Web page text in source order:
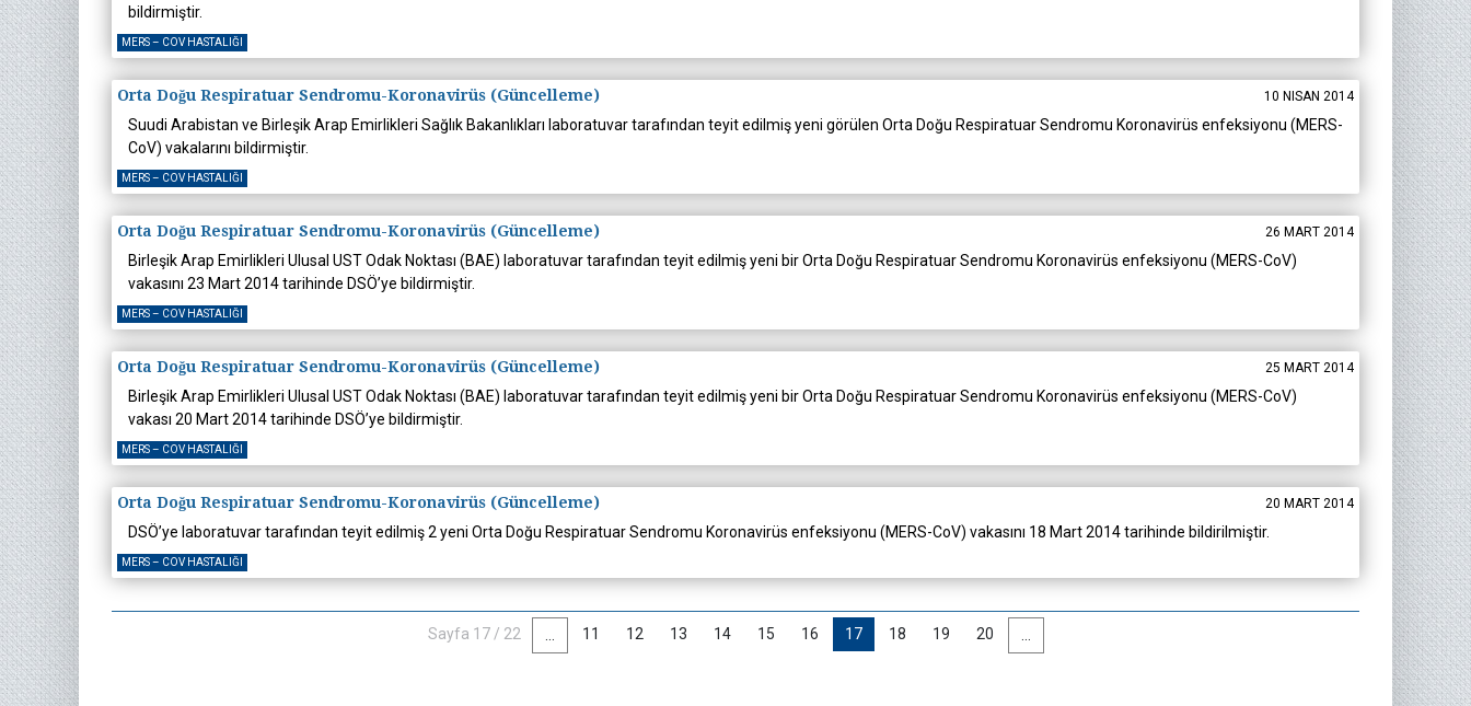
bildirmiştir.
MERS – COV HASTALIĞI
Orta Doğu Respiratuar Sendromu-Koronavirüs (Güncelleme) 10 NISAN 2014
Suudi Arabistan ve Birleşik Arap Emirlikleri Sağlık Bakanlıkları laboratuvar tarafından teyit edilmiş yeni görülen Orta Doğu Respiratuar Sendromu Koronavirüs enfeksiyonu (MERS-
CoV) vakalarını bildirmiştir.
MERS – COV HASTALIĞI
Orta Doğu Respiratuar Sendromu-Koronavirüs (Güncelleme) 26 MART 2014
Birleşik Arap Emirlikleri Ulusal UST Odak Noktası (BAE) laboratuvar tarafından teyit edilmiş yeni bir Orta Doğu Respiratuar Sendromu Koronavirüs enfeksiyonu (MERS-CoV)
vakasını 23 Mart 2014 tarihinde DSÖ’ye bildirmiştir.
MERS – COV HASTALIĞI
Orta Doğu Respiratuar Sendromu-Koronavirüs (Güncelleme) 25 MART 2014
Birleşik Arap Emirlikleri Ulusal UST Odak Noktası (BAE) laboratuvar tarafından teyit edilmiş yeni bir Orta Doğu Respiratuar Sendromu Koronavirüs enfeksiyonu (MERS-CoV)
vakası 20 Mart 2014 tarihinde DSÖ’ye bildirmiştir.
MERS – COV HASTALIĞI
Orta Doğu Respiratuar Sendromu-Koronavirüs (Güncelleme) 20 MART 2014
DSÖ’ye laboratuvar tarafından teyit edilmiş 2 yeni Orta Doğu Respiratuar Sendromu Koronavirüs enfeksiyonu (MERS-CoV) vakasını 18 Mart 2014 tarihinde bildirilmiştir.
MERS – COV HASTALIĞI
Sayfa 17 / 22 11 12 13 14 15 16 17 18 19 20